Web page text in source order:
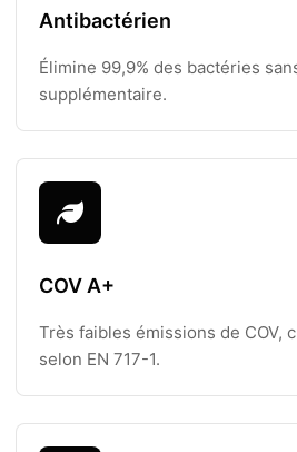
Antibactérien
Élimine 99,9% des bactéries
supplémentaire.
COV A+
Très faibles émissions de COV,
selon EN 717-1.